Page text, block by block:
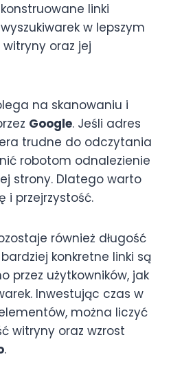
linki
w lepszym
oraz jej
na skanowaniu i
Google. Jeśli adres
trudne do odczytania
robotom odnalezienie
strony. Dlatego warto
i przejrzystość.
również długość
konkretne linki są
przez użytkowników, jak
Inwestując czas w
można liczyć
witryny oraz wzrost
.